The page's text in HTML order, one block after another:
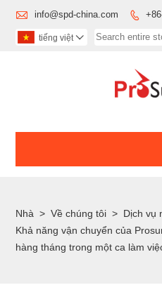
 info@spd-china.com 
tiếng việt 
Nhà > Về chúng tôi > Dịch vụ
Khả năng vận chuyển của
hàng tháng trong một ca làm